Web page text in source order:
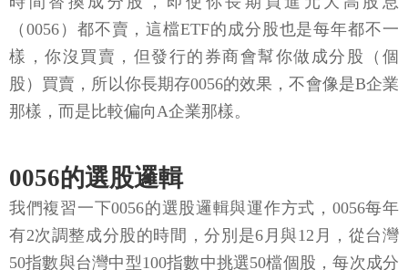
（0056）都不賣，這檔ETF的成分股也是每年都不一
樣，你沒買賣，但發行的券商會幫你做成分股（個
股）買賣，所以你長期存0056的效果，不會像是B企業
那樣，而是比較偏向A企業那樣。
0056的選股邏輯
我們複習一下0056的選股邏輯與運作方式，0056每年
有2次調整成分股的時間，分別是6月與12月，從台灣
50指數與台灣中型100指數中挑選50檔個股，每次成分